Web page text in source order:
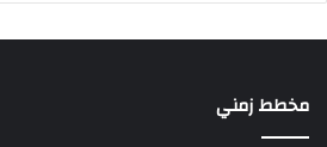
مخطط زمني